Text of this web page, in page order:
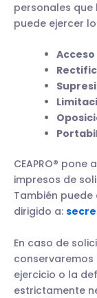
personales que
puede ejercer
Acceso
CEAPRO®
impresos de
También
dirigido a:
En caso de
ejercicio o la
estrictamente